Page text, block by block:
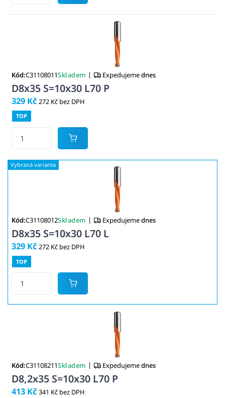
Kód:C31108011Skladem | Expedujemednes
D8x35 S=10x30 L70 P
329 Kč 272 Kč bez DPH
TOP
Kód:C31108012Skladem | Expedujemednes
D8x35 S=10x30 L70 L
329 Kč 272 Kč bez DPH
TOP
Kód:C31108211Skladem | Expedujemednes
D8,2x35 S=10x30 L70 P
413 Kč 341 Kč bez DPH